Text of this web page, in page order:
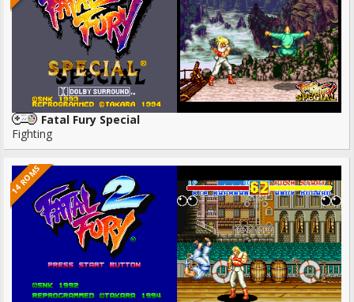
Fatal Fury Special
Fighting
14 ROMS